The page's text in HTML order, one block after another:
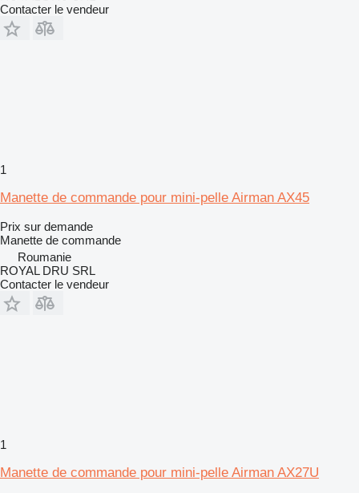
Contacter le vendeur
1
Manette de commande pour mini-pelle Airman AX45
Prix sur demande
Manette de commande
Roumanie
ROYAL DRU SRL
Contacter le vendeur
1
Manette de commande pour mini-pelle Airman AX27U